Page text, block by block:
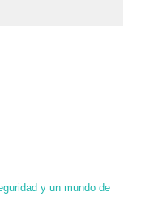
y un mundo de